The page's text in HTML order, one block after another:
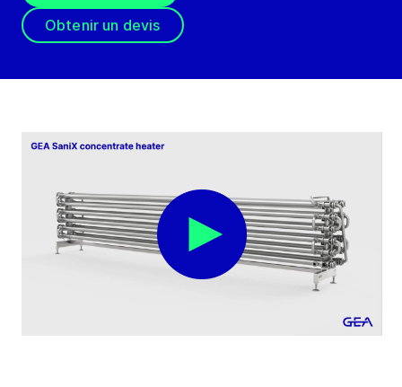
Obtenir un devis